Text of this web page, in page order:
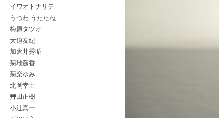
イワオトナリテ
うつわ うたたね
梅原タツオ
大迫友紀
加倉井秀昭
菊地遥香
菊楽ゆみ
北岡幸士
艸田正樹
小辻真一